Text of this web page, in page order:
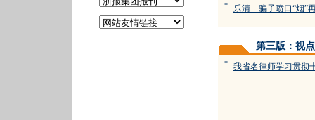
= 乐清 骗子喷口“烟”
第三版：视点
= 我省名律师学习贯彻